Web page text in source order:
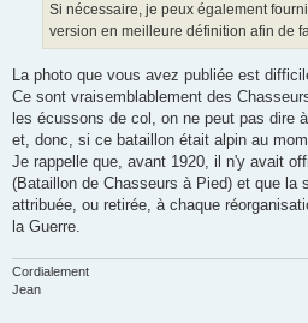
Si nécessaire, je peux également
version en meilleure définition afin de
La photo que vous avez publiée est
Ce sont vraisemblablement des
les écussons de col, on ne peut pas dire
et, donc, si ce bataillon était alpin au
Je rappelle que, avant 1920, il n'y avait
(Bataillon de Chasseurs à Pied) et que la
attribuée, ou retirée, à chaque
la Guerre.
Cordialement
Jean